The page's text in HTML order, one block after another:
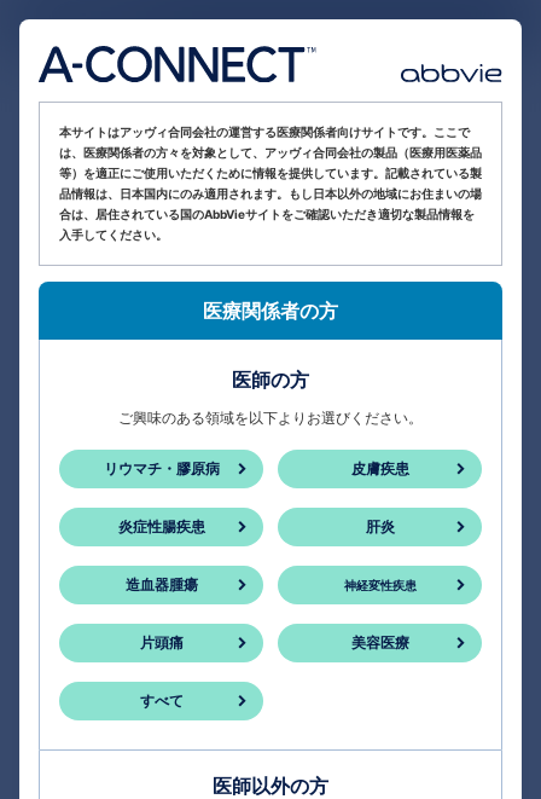
本サイトはアッヴィ合同会社の運営する医療関係者向けサイトです。ここで
は、医療関係者の方々を対象として、アッヴィ合同会社の製品（医療用医薬品
等）を適正にご使用いただくために情報を提供しています。記載されている製
品情報は、日本国内にのみ適用されます。もし日本以外の地域にお住まいの場
合は、居住されている国のAbbVieサイトをご確認いただき適切な製品情報を
入手してください。
医療関係者の方
医師の方
ご興味のある領域を以下よりお選びください。
リウマチ・膠原病 皮膚疾患
炎症性腸疾患 肝炎
造血器腫瘍 神経変性疾患
片頭痛 美容医療
すべて
医師以外の方